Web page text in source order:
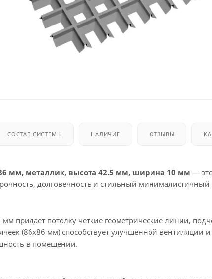
СОСТАВ СИСТЕМЫ НАЛИЧИЕ ОТЗЫВЫ
мм, металлик, высота 42.5 мм, ширина 10 мм —
долговечность и стильный минималистичный
придает потолку четкие геометрические линии,
(86х86 мм) способствует улучшенной
в помещении.